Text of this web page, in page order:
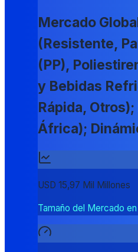
Mercado
(Resistente,
(PP),
y Bebidas
Rápida,
África);
USD 15,97 Mil Millones
Tamaño del Mercado